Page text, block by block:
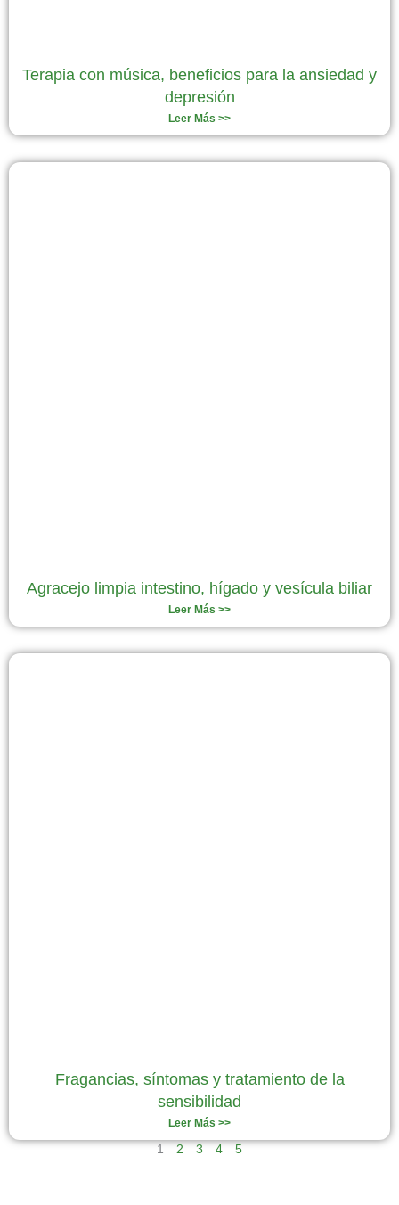
Terapia con música, beneficios para la ansiedad y
depresión
Leer Más >>
Agracejo limpia intestino, hígado y vesícula biliar
Leer Más >>
Fragancias, síntomas y tratamiento de la
sensibilidad
Leer Más >>
1 2 3 4 5